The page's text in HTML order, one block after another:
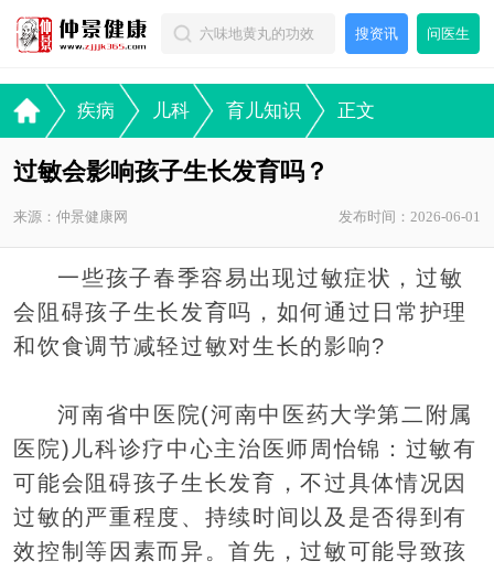
搜资讯 问医生
疾病 儿科 育儿知识 正文
过敏会影响孩子生长发育吗？
来源：仲景健康网 发布时间：2026-06-01
一些孩子春季容易出现过敏症状，过敏
会阻碍孩子生长发育吗，如何通过日常护理
和饮食调节减轻过敏对生长的影响?
河南省中医院(河南中医药大学第二附属
医院)儿科诊疗中心主治医师周怡锦：过敏有
可能会阻碍孩子生长发育，不过具体情况因
过敏的严重程度、持续时间以及是否得到有
效控制等因素而异。首先，过敏可能导致孩